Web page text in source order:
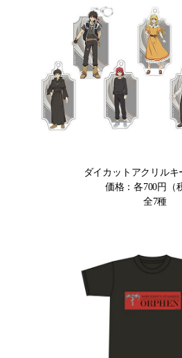
ダイカットアクリルキ
価格：各700円（
全7種